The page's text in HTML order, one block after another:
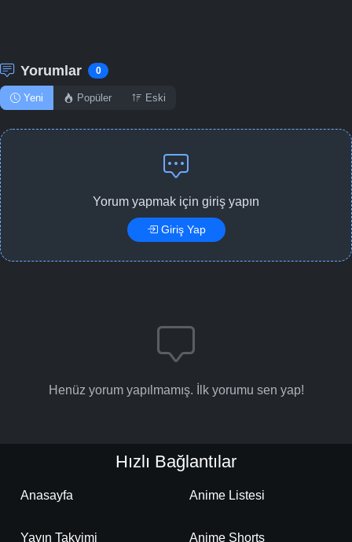
Yorumlar 0
Yeni Popüler Eski
Yorum yapmak için giriş yapın
Giriş Yap
Henüz yorum yapılmamış. İlk yorumu sen yap!
Hızlı Bağlantılar
Anasayfa Anime Listesi
Yayın Takvimi Anime Shorts